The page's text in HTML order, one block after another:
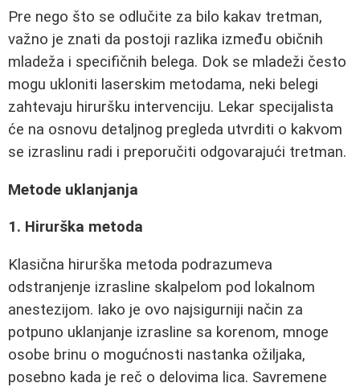
Pre nego što se odlučite za bilo kakav tretman,
važno je znati da postoji razlika između običnih
mladeža i specifičnih belega. Dok se mladeži često
mogu ukloniti laserskim metodama, neki belegi
zahtevaju hiruršku intervenciju. Lekar specijalista
će na osnovu detaljnog pregleda utvrditi o kakvom
se izraslinu radi i preporučiti odgovarajući tretman.
Metode uklanjanja
1. Hirurška metoda
Klasična hirurška metoda podrazumeva
odstranjenje izrasline skalpelom pod lokalnom
anestezijom. Iako je ovo najsigurniji način za
potpuno uklanjanje izrasline sa korenom, mnoge
osobe brinu o mogućnosti nastanka ožiljaka,
posebno kada je reč o delovima lica. Savremene